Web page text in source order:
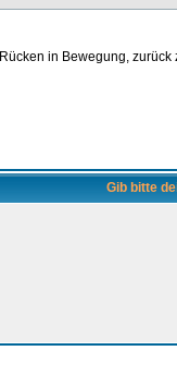
Rücken in Bewegung,
Gib bitte